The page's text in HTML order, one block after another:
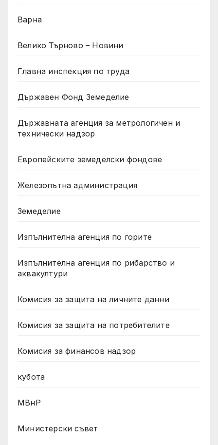
Варна
Велико Търново – Новини
Главна инспекция по труда
Държавен Фонд Земеделие
Държавната агенция за метрологичен и
технически надзор
Европейските земеделски фондове
Железопътна администрация
Земеделие
Изпълнителна агенция по горите
Изпълнителна агенция по рибарство и
аквакултури
Комисия за защита на личните данни
Комисия за защита на потребителите
Комисия за финансов надзор
кубота
МВнР
Министерски съвет